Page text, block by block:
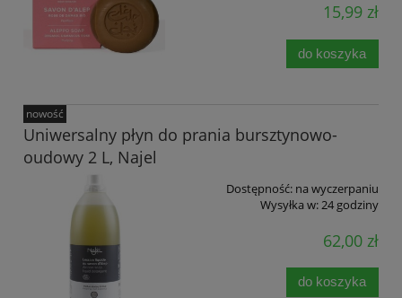
15,99 zł
do koszyka
Uniwersalny płyn do prania bursztynowo-
oudowy 2 L, Najel
Dostępność: na wyczerpaniu
Wysyłka w:24 godziny
62,00 zł
do koszyka
nowość